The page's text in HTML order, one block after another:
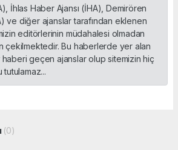
İhlas Haber Ajansı (İHA), Demirören
ve diğer ajanslar tarafından eklenen
editörlerinin müdahalesi olmadan
çekilmektedir. Bu haberlerde yer alan
geçen ajanslar olup sitemizin hiç
(0)